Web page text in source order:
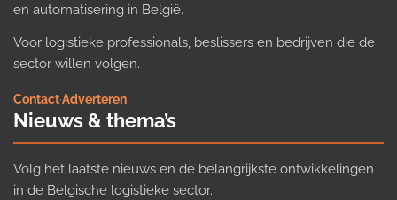
en automatisering in België.
Voor logistieke professionals, beslissers en bedrijven die de
sector willen volgen.
Contact·Adverteren
Nieuws & thema’s
Volg het laatste nieuws en de belangrijkste ontwikkelingen
in de Belgische logistieke sector.